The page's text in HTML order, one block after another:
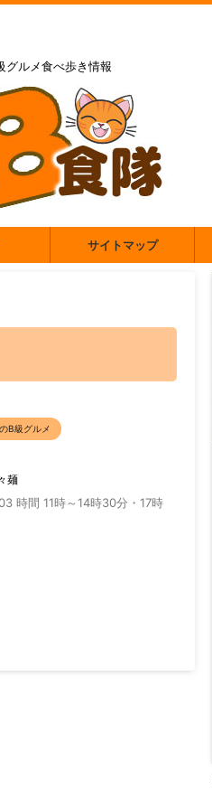
グルメ食べ歩き情報
サイトマップ
B級グルメ
麺
時間 11時～14時30分・17時